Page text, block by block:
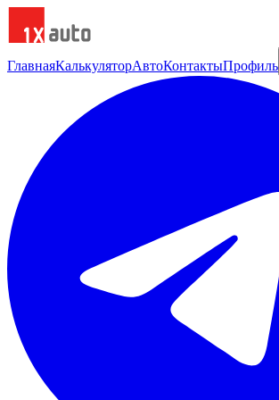
ГлавнаяКалькуляторАвтоКонтактыПрофиль